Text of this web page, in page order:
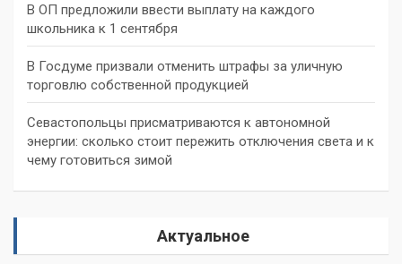
В ОП предложили ввести выплату на каждого
школьника к 1 сентября
В Госдуме призвали отменить штрафы за уличную
торговлю собственной продукцией
Севастопольцы присматриваются к автономной
энергии: сколько стоит пережить отключения света и к
чему готовиться зимой
Актуальное